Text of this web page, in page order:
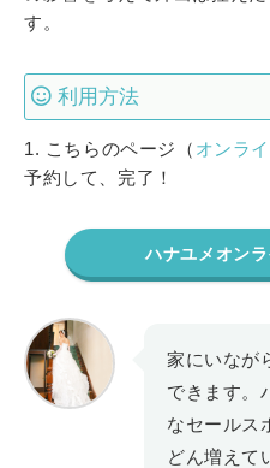
す。
利用方法
1. こちらのページ（ オンラ
予約して、完了！
ハナユメオン
家にいなが
できます。
なセールス
どん増えて